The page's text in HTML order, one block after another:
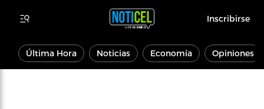
Inscribirse
Última Hora Noticias Economía Opiniones